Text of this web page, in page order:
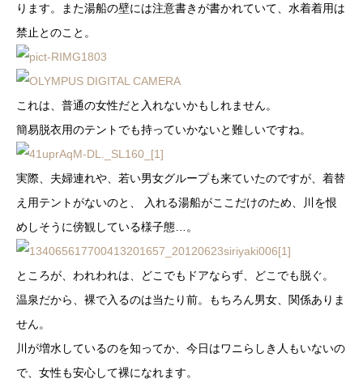
ります。また湯船の壁には注意書きが書かれていて、水着着用は
禁止とのこと。
これは、普通の女性だと入れないかもしれません。
簡易脱衣用のテントでも持っていかないと難しいですね。
実際、夫婦連れや、若い男女グループも来ていたのですが、着替
え用テントがないのと、 入れる湯船がここだけのため、川を恨
めしそうに傍観している様子態…。
ところが、われわれは、どこでもドアならず、どこでも脱ぐ。
温泉だから、裸で入るのは当たり前。もちろん男女、関係ありま
せん。
川が増水しているのを知ってか、今日はワニらしき人もいないの
で、女性も安心して裸になれます。